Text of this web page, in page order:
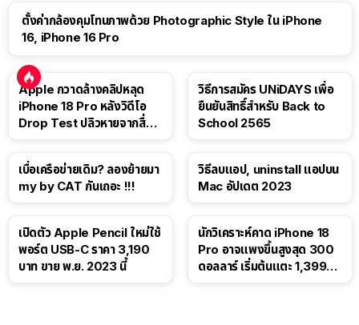
ตั้งค่ากล้องคุมโทนภาพด้วย Photographic Style ใน iPhone
16, iPhone 16 Pro
Apple กวาดล้างคลิปหลุด
iPhone 18 Pro หลังวิดีโอ
Drop Test ปลิวหายจากสื่อ
วิธีการสมัคร UNiDAYS เพื่อ
ยืนยันสิทธิ์สำหรับ Back to
School 2565
เบื่อเครือข่ายเดิม? ลองย้ายมา
my by CAT กันเถอะ !!!
วิธีลบแอป, uninstall แอปบน
Mac อัปเดต 2023
เปิดตัว Apple Pencil ใหม่ใช้
พอร์ต USB-C ราคา 3,190
บาท ขาย พ.ย. 2023 นี้
นักวิเคราะห์คาด iPhone 18
Pro อาจแพงขึ้นสูงสุด 300
ดอลลาร์ เริ่มต้นแตะ 1,399